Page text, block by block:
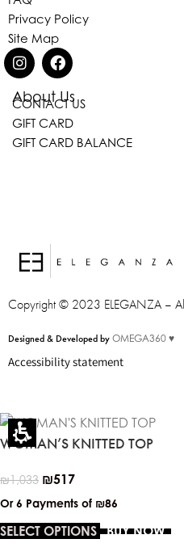
About Us
CONTACT US
GIFT CARD
GIFT CARD BALANCE
Privacy Policy
Site Map
Copyright © 2023 ELEGANZA – All
Designed & Developed by OMEGA360 ♥
Accessibility statement
WOMAN’S KNITTED TOP
₪1,033 ₪517
Or 6 Payments of ₪86
SELECT OPTIONS BUY NOW
Eleganza Israel
היי שלום, ברוכה הבאה ל-ELEGANZA -
ELISABETTA FRANCHI